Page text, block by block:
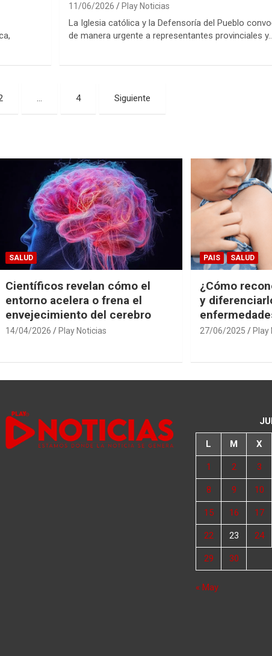
11/06/2026 Play Noticias
La Iglesia católica y la Defensoría del Pueblo
de manera urgente a representantes provinciales
… 4 Siguiente
SALUD
Científicos revelan cómo el
entorno acelera o frena el
envejecimiento del cerebro
14/04/2026 Play Noticias
PAIS SALUD
¿Cómo
y
27/06/2025 Play
L M X
1 2 3
8 9 10
15 16 17
22 23 24
29 30
« May